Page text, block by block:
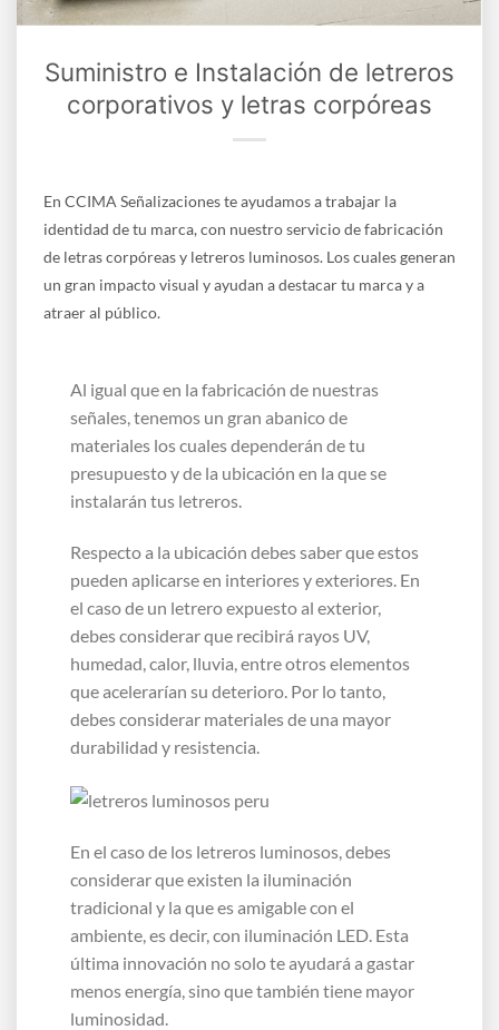
Suministro e Instalación de letreros
corporativos y letras corpóreas
En CCIMA Señalizaciones te ayudamos a trabajar la
identidad de tu marca, con nuestro servicio de fabricación
de letras corpóreas y letreros luminosos. Los cuales generan
un gran impacto visual y ayudan a destacar tu marca y a
atraer al público.
Al igual que en la fabricación de nuestras
señales, tenemos un gran abanico de
materiales los cuales dependerán de tu
presupuesto y de la ubicación en la que se
instalarán tus letreros.
Respecto a la ubicación debes saber que estos
pueden aplicarse en interiores y exteriores. En
el caso de un letrero expuesto al exterior,
debes considerar que recibirá rayos UV,
humedad, calor, lluvia, entre otros elementos
que acelerarían su deterioro. Por lo tanto,
debes considerar materiales de una mayor
durabilidad y resistencia.
En el caso de los letreros luminosos, debes
considerar que existen la iluminación
tradicional y la que es amigable con el
ambiente, es decir, con iluminación LED. Esta
última innovación no solo te ayudará a gastar
menos energía, sino que también tiene mayor
luminosidad.